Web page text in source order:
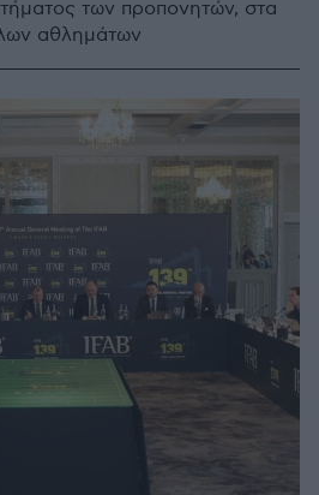
των προπονητών, στα
αθλημάτων